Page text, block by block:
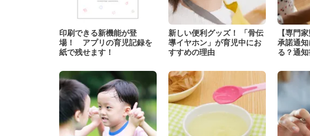
印刷できる新機能が登
場！ アプリの育児記録を
紙で残せます！
新しい便利グッズ！ 「骨伝
導イヤホン」が育児中にお
すすめの理由
【専門
承諾通
る？通